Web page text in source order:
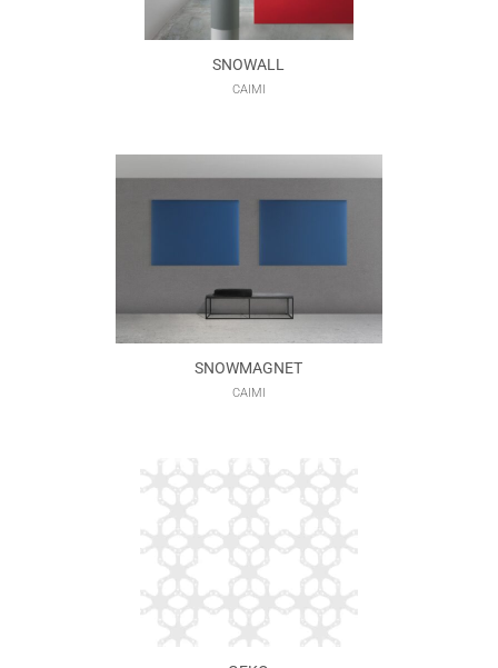
SNOWALL
CAIMI
SNOWMAGNET
CAIMI